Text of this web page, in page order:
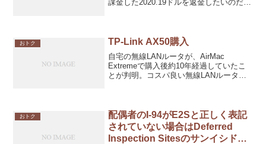
課金した2020.19ドルを返金したいのだけ
れるこ...
おトク TP-Link AX50購入
自宅の無線LANルータが、AirMac
Extremeで購入後約10年経過していたこ
とが判明。コスパ良い無線LANルータを
おトク
配偶者のI-94がE2Sと正しく表記
されていない場合はDeferred
Inspection Sitesのサンイシドロ